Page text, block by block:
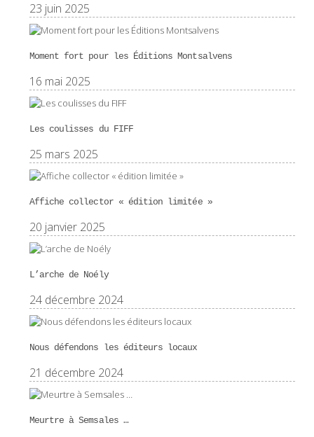
23 juin 2025
Moment fort pour les Éditions Montsalvens
16 mai 2025
Les coulisses du FIFF
25 mars 2025
Affiche collector « édition limitée »
20 janvier 2025
L’arche de Noély
24 décembre 2024
Nous défendons les éditeurs locaux
21 décembre 2024
Meurtre à Semsales …